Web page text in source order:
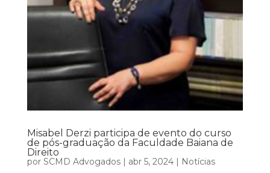
Misabel Derzi participa de evento do curso
de pós-graduação da Faculdade Baiana de
Direito
por SCMD Advogados| abr 5, 2024| Notícias